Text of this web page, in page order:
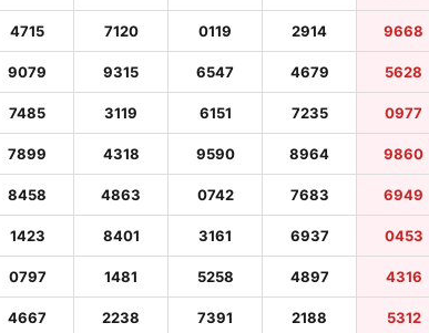
4715 7120 0119 2914 9668
9079 9315 6547 4679 5628
7485 3119 6151 7235 0977
7899 4318 9590 8964 9860
8458 4863 0742 7683 6949
1423 8401 3161 6937 0453
0797 1481 5258 4897 4316
4667 2238 7391 2188 5312